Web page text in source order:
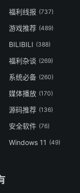
福利线报 (737)
游戏推荐 (489)
BILIBILI (388)
福利杂谈 (269)
系统必备 (260)
媒体播放 (170)
源码推荐 (136)
安全软件 (76)
Windows 11 (49)